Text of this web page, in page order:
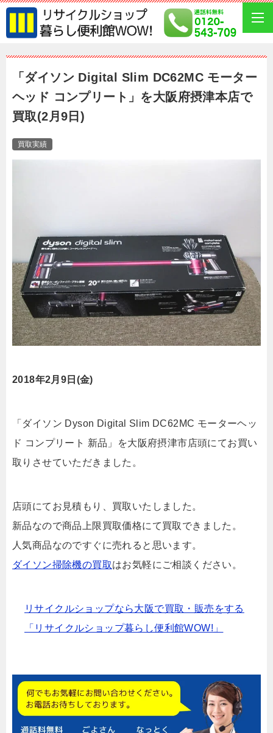
「ダイソン Digital Slim DC62MC モーター
ヘッド コンプリート」を大阪府摂津本店で
買取(2月9日)
買取実績
2018年2月9日(金)
「ダイソン Dyson Digital Slim DC62MC モーターヘッ
ド コンプリート 新品」を大阪府摂津市店頭にてお買い
取りさせていただきました。
店頭にてお見積もり、買取いたしました。
新品なので商品上限買取価格にて買取できました。
人気商品なのですぐに売れると思います。
ダイソン掃除機の買取はお気軽にご相談ください。
リサイクルショップなら大阪で買取・販売をする
「リサイクルショップ暮らし便利館WOW!」